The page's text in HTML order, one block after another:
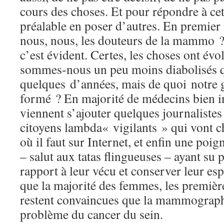
cours des choses. Et pour répondre à
préalable en poser d’autres. En
nous, nous, les douteurs de la mammo
c’est évident. Certes, les choses ont
sommes-nous un peu moins diabolisés
quelques d’années, mais de quoi
formé ? En majorité de médecins bien
viennent s’ajouter quelques
citoyens lambda« vigilants » qui vont
où il faut sur Internet, et enfin une
– salut aux tatas flingueuses – ayant su
rapport à leur vécu et conserver leur
que la majorité des femmes, les
restent convaincues que la
problème du cancer du sein.